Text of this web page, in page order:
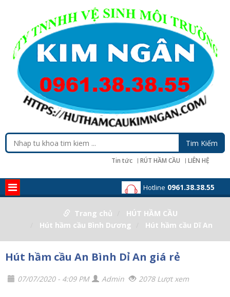
Tin tức RÚT HẦM CẦU LIÊN HỆ
Hotline 0961.38.38.55
Trang chủ
HÚT HẦM CẦU
Hút hầm cầu Bình Dương
Hút hầm cầu Dĩ An
Hút hầm cầu An Bình Dỉ An giá rẻ
07/07/2020 - 4:09 PM Admin 2078 Lượt xem